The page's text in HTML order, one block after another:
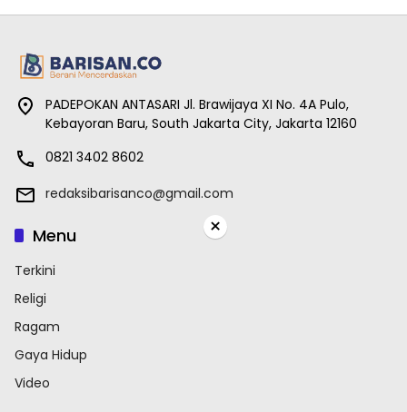
PADEPOKAN ANTASARI Jl. Brawijaya XI No. 4A Pulo,
Kebayoran Baru, South Jakarta City, Jakarta 12160
0821 3402 8602
redaksibarisanco@gmail.com
Menu
Terkini
Religi
Ragam
Gaya Hidup
Video
×